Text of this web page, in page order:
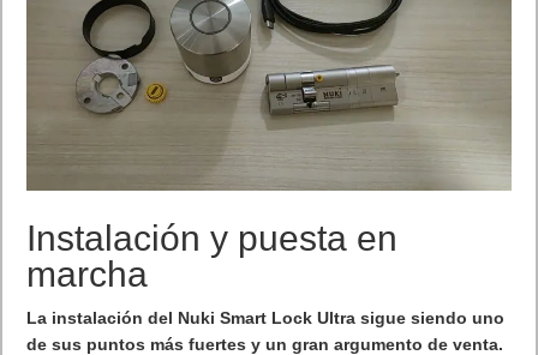
Instalación y puesta en
marcha
La instalación del Nuki Smart Lock Ultra sigue siendo uno
de sus puntos más fuertes y un gran argumento de venta.